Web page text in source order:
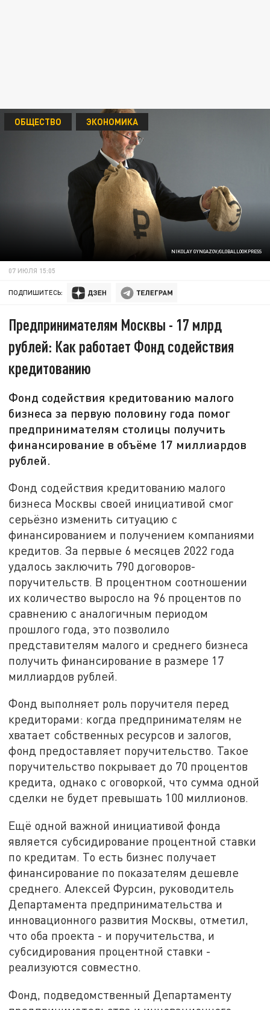
NIKOLAY GYNGAZOV/GLOBALLOOKPRESS
ОБЩЕСТВО ЭКОНОМИКА
07 ИЮЛЯ 15:05
ПОДПИШИТЕСЬ:
Предпринимателям Москвы - 17 млрд
рублей: Как работает Фонд содействия
кредитованию
Фонд содействия кредитованию малого
бизнеса за первую половину года помог
предпринимателям столицы получить
финансирование в объёме 17 миллиардов
рублей.
Фонд содействия кредитованию малого
бизнеса Москвы своей инициативой смог
серьёзно изменить ситуацию с
финансированием и получением компаниями
кредитов. За первые 6 месяцев 2022 года
удалось заключить 790 договоров-
поручительств. В процентном соотношении
их количество выросло на 96 процентов по
сравнению с аналогичным периодом
прошлого года, это позволило
представителям малого и среднего бизнеса
получить финансирование в размере 17
миллиардов рублей.
Фонд выполняет роль поручителя перед
кредиторами: когда предпринимателям не
хватает собственных ресурсов и залогов,
фонд предоставляет поручительство. Такое
поручительство покрывает до 70 процентов
кредита, однако с оговоркой, что сумма одной
сделки не будет превышать 100 миллионов.
Ещё одной важной инициативой фонда
является субсидирование процентной ставки
по кредитам. То есть бизнес получает
финансирование по показателям дешевле
среднего. Алексей Фурсин, руководитель
Департамента предпринимательства и
инновационного развития Москвы, отметил,
что оба проекта - и поручительства, и
субсидирования процентной ставки -
реализуются совместно.
Фонд, подведомственный Департаменту